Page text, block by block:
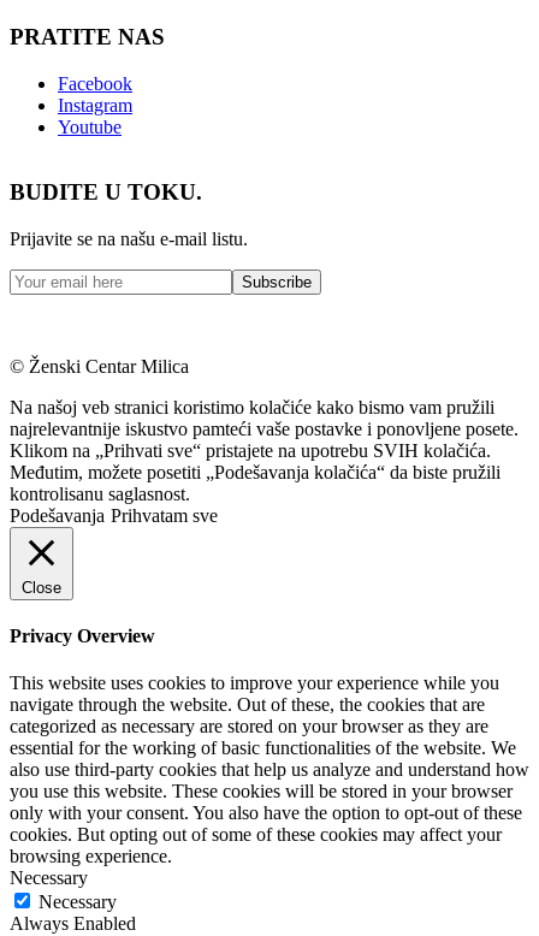
PRATITE NAS
Facebook
Instagram
Youtube
BUDITE U TOKU.
Prijavite se na našu e-mail listu.
© Ženski Centar Milica
Na našoj veb stranici koristimo kolačiće kako bismo vam pružili
najrelevantnije iskustvo pamteći vaše postavke i ponovljene posete.
Klikom na „Prihvati sve“ pristajete na upotrebu SVIH kolačića.
Međutim, možete posetiti „Podešavanja kolačića“ da biste pružili
kontrolisanu saglasnost.
Podešavanja Prihvatam sve
Close
Privacy Overview
This website uses cookies to improve your experience while you
navigate through the website. Out of these, the cookies that are
categorized as necessary are stored on your browser as they are
essential for the working of basic functionalities of the website. We
also use third-party cookies that help us analyze and understand how
you use this website. These cookies will be stored in your browser
only with your consent. You also have the option to opt-out of these
cookies. But opting out of some of these cookies may affect your
browsing experience.
Necessary
Necessary
Always Enabled